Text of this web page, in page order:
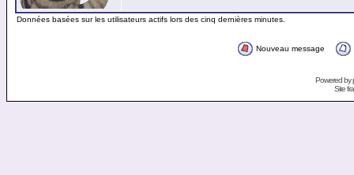
Données basées sur les utilisateurs actifs lors des cinq dernières minutes.
Nouveau message
Powered by
Site